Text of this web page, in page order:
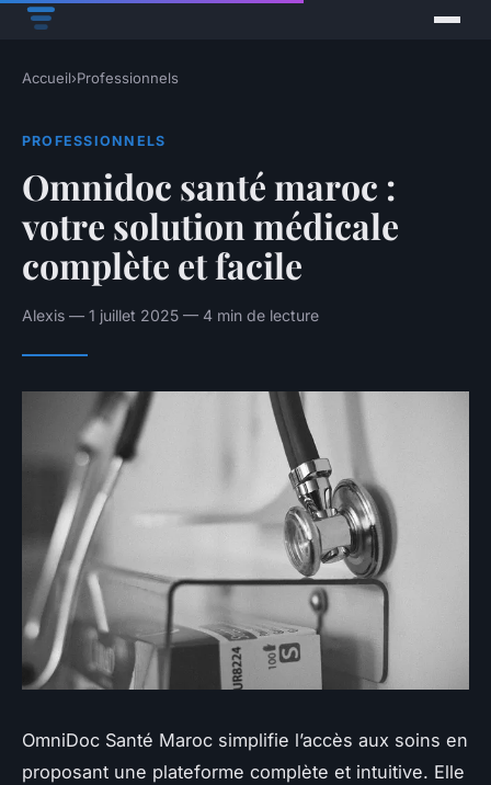
Accueil›Professionnels
PROFESSIONNELS
Omnidoc santé maroc :
votre solution médicale
complète et facile
Alexis — 1 juillet 2025 — 4 min de lecture
OmniDoc Santé Maroc simplifie l’accès aux soins en
proposant une plateforme complète et intuitive. Elle